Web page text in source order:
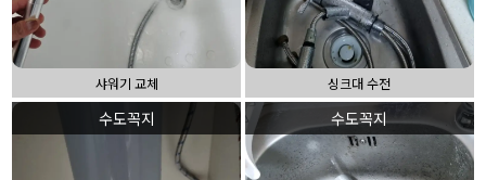
샤워기 교체 싱크대 수전
수도꼭지 수도꼭지